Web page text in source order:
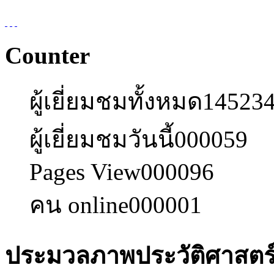
Counter
ผู้เยี่ยมชมทั้งหมด
ผู้เยี่ยมชมวันนี้000059
Pages View000096
คน online000001
ประมวลภาพประวัติศาสต